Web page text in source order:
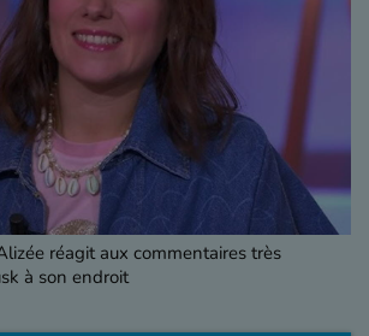
réagit aux commentaires très
à son endroit